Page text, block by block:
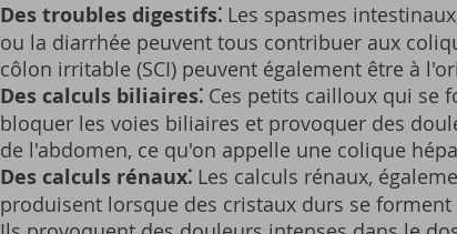
Des troubles digestifs⁚ Les spasmes
ou la diarrhée peuvent tous contribuer aux
côlon irritable (SCI) peuvent également être à
Des calculs biliaires⁚ Ces petits cailloux qui se
bloquer les voies biliaires et provoquer des
de l'abdomen, ce qu'on appelle une colique
Des calculs rénaux⁚ Les calculs rénaux,
produisent lorsque des cristaux durs se